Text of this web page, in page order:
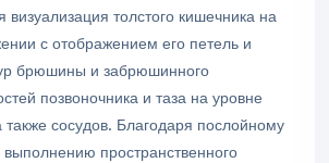
визуализация толстого кишечника на
с отображением его петель и
брюшины и забрюшинного
позвоночника и таза на уровне
также сосудов. Благодаря послойному
пространственного